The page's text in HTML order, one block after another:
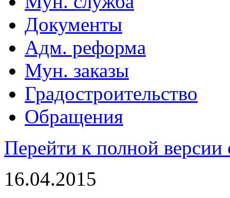
Документы
Адм. реформа
Мун. заказы
Градостроительство
Обращения
Перейти к полной версии
16.04.2015